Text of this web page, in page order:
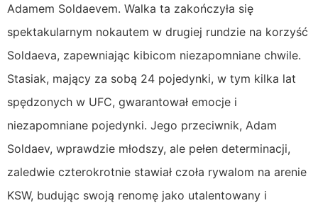
Adamem Soldaevem. Walka ta zakończyła się
spektakularnym nokautem w drugiej rundzie na korzyść
Soldaeva, zapewniając kibicom niezapomniane chwile.
Stasiak, mający za sobą 24 pojedynki, w tym kilka lat
spędzonych w UFC, gwarantował emocje i
niezapomniane pojedynki. Jego przeciwnik, Adam
Soldaev, wprawdzie młodszy, ale pełen determinacji,
zaledwie czterokrotnie stawiał czoła rywalom na arenie
KSW, budując swoją renomę jako utalentowany i